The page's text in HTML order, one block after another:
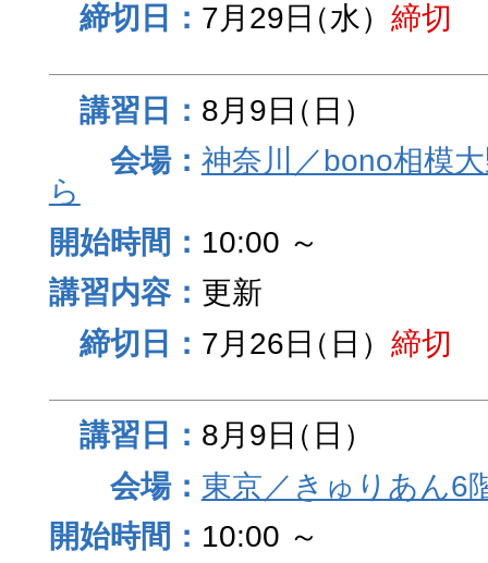
7月29日（水） 締切
8月9日（日）
神奈川／bono相模
ら
10:00 ～
更新
7月26日（日） 締切
8月9日（日）
東京／きゅりあん6
10:00 ～